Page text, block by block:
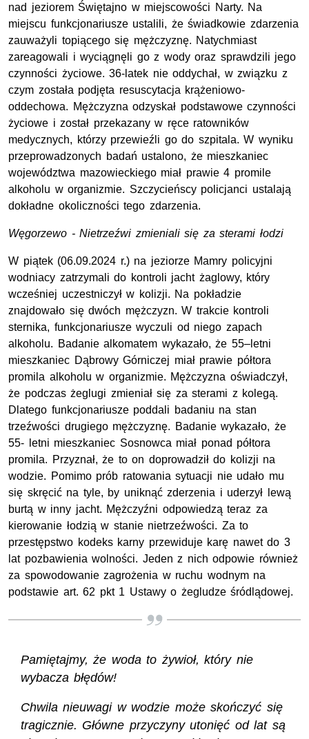
nad jeziorem Świętajno w miejscowości Narty. Na
miejscu funkcjonariusze ustalili, że świadkowie zdarzenia
zauważyli topiącego się mężczyznę. Natychmiast
zareagowali i wyciągnęli go z wody oraz sprawdzili jego
czynności życiowe. 36-latek nie oddychał, w związku z
czym została podjęta resuscytacja krążeniowo-
oddechowa. Mężczyzna odzyskał podstawowe czynności
życiowe i został przekazany w ręce ratowników
medycznych, którzy przewieźli go do szpitala. W wyniku
przeprowadzonych badań ustalono, że mieszkaniec
województwa mazowieckiego miał prawie 4 promile
alkoholu w organizmie. Szczycieńscy policjanci ustalają
dokładne okoliczności tego zdarzenia.
Węgorzewo - Nietrzeźwi zmieniali się za sterami łodzi
W piątek (06.09.2024 r.) na jeziorze Mamry policyjni
wodniacy zatrzymali do kontroli jacht żaglowy, który
wcześniej uczestniczył w kolizji. Na pokładzie
znajdowało się dwóch mężczyzn. W trakcie kontroli
sternika, funkcjonariusze wyczuli od niego zapach
alkoholu. Badanie alkomatem wykazało, że 55–letni
mieszkaniec Dąbrowy Górniczej miał prawie półtora
promila alkoholu w organizmie. Mężczyzna oświadczył,
że podczas żeglugi zmieniał się za sterami z kolegą.
Dlatego funkcjonariusze poddali badaniu na stan
trzeźwości drugiego mężczyznę. Badanie wykazało, że
55- letni mieszkaniec Sosnowca miał ponad półtora
promila. Przyznał, że to on doprowadził do kolizji na
wodzie. Pomimo prób ratowania sytuacji nie udało mu
się skręcić na tyle, by uniknąć zderzenia i uderzył lewą
burtą w inny jacht. Mężczyźni odpowiedzą teraz za
kierowanie łodzią w stanie nietrzeźwości. Za to
przestępstwo kodeks karny przewiduje karę nawet do 3
lat pozbawienia wolności. Jeden z nich odpowie również
za spowodowanie zagrożenia w ruchu wodnym na
podstawie art. 62 pkt 1 Ustawy o żegludze śródlądowej.
Pamiętajmy, że woda to żywioł, który nie
wybacza błędów!
Chwila nieuwagi w wodzie może skończyć się
tragicznie. Główne przyczyny utonięć od lat są